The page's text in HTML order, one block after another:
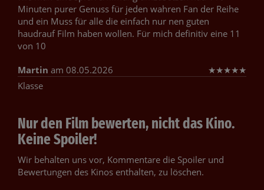
Minuten purer Genuss für jeden wahren Fan der Reihe
und ein Muss für alle die einfach nur nen guten
haudrauf Film haben wollen. Für mich definitiv eine 11
von 10
Martin am 08.05.2026 ★★★★★
Klasse
Nur den Film bewerten, nicht das Kino.
Keine Spoiler!
Wir behalten uns vor, Kommentare die Spoiler und
Bewertungen des Kinos enthalten, zu löschen.